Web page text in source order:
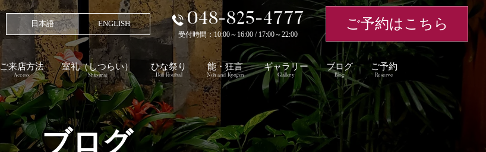
日本語 ENGLISH 048-825-4777
受付時間：10:00～16:00 / 17:00～22:00
ご予約はこちら
ご来店方法
Access
室礼（しつらい）
Shitsurai
ひな祭り
Doll Festibal
能・狂言
Noh and Kyogen
ギャラリー
Glallery
ブログ
Blog
ご予約
Reserve
ブログ